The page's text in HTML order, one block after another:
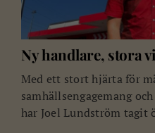
Ny handlare, stora
Med ett stort hjärta för
samhällsengagemang
har Joel Lundström tagit